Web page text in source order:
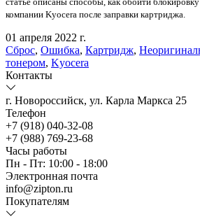
компании Kyocera после заправки картриджа.
01 апреля 2022 г.
Сброс, Ошибка, Картридж,
тонером, Kyocera
Контакты
г. Новороссийск, ул. Карла Маркса 25
Телефон
+7 (918) 040-32-08
+7 (988) 769-23-68
Часы работы
Пн - Пт: 10:00 - 18:00
Электронная почта
info@zipton.ru
Покупателям